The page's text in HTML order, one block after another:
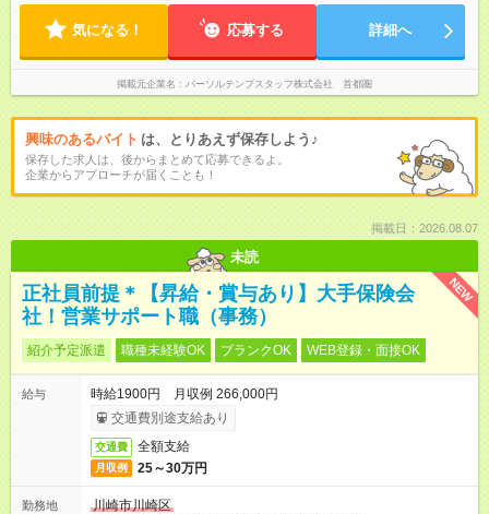
気になる！ 応募する 詳細へ
掲載元企業名 パーソルテンプスタッフ株式会社 首都圏
興味のあるバイト は、とりあえず保存しよう♪
保存した求人は、後からまとめて応募できるよ。
企業からアプローチが届くことも！
掲載日：2026.08.07
未読
NEW
正社員前提＊【昇給・賞与あり】大手保険会
社！営業サポート職（事務）
紹介予定派遣 職種未経験OK ブランクOK WEB登録・面接OK
給与
時給1900円 月収例 266,000円
交通費別途支給あり
交通費 全額支給
月収例 25～30万円
勤務地
川崎市川崎区